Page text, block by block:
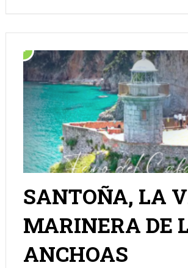
SANTOÑA, LA
MARINERA DE
ANCHOAS